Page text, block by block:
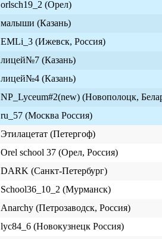
orlsch19_2 (Орел)
малыши (Казань)
EMLi_3 (Ижевск, Россия)
лицей№7 (Казань)
лицей№4 (Казань)
NP_Lyceum#2(new) (Новополоцк,
ru_57 (Москва Россия)
Этилацетат (Петергоф)
Orel school 37 (Орел, Россия)
DARK (Санкт-Петербург)
School36_10_2 (Мурманск)
Anarchy (Петрозаводск, Россия)
lyc84_6 (Новокузнецк Россия)